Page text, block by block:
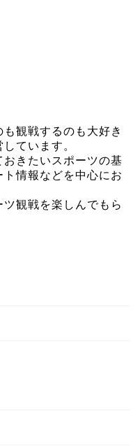
観戦するのも大好き
ています。
きたいスポーツの基
情報などを中心にお
観戦を楽しんでもら